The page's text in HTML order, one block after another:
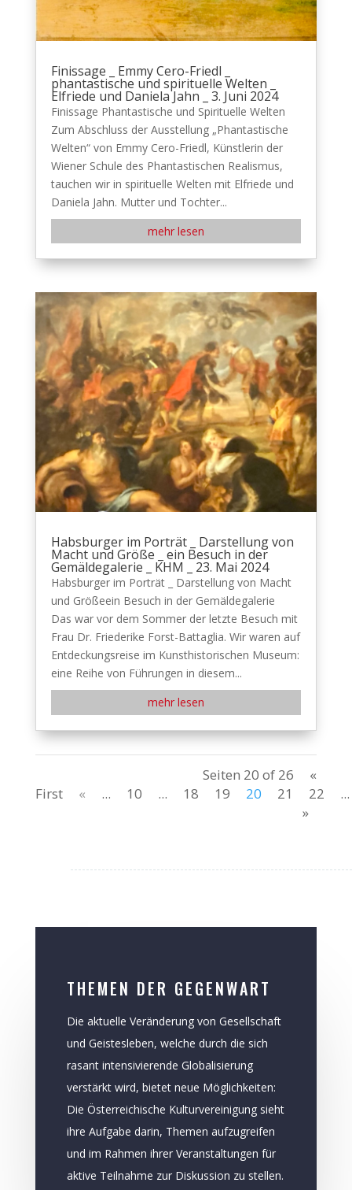
Finissage _ Emmy Cero-Friedl _
phantastische und spirituelle Welten _
Elfriede und Daniela Jahn _ 3. Juni 2024
Finissage Phantastische und Spirituelle Welten
Zum Abschluss der Ausstellung „Phantastische
Welten“ von Emmy Cero-Friedl, Künstlerin der
Wiener Schule des Phantastischen Realismus,
tauchen wir in spirituelle Welten mit Elfriede und
Daniela Jahn. Mutter und Tochter...
mehr lesen
Habsburger im Porträt _ Darstellung von
Macht und Größe _ ein Besuch in der
Gemäldegalerie _ KHM _ 23. Mai 2024
Habsburger im Porträt _ Darstellung von Macht
und Größeein Besuch in der Gemäldegalerie
Das war vor dem Sommer der letzte Besuch mit
Frau Dr. Friederike Forst-Battaglia. Wir waren auf
Entdeckungsreise im Kunsthistorischen Museum:
eine Reihe von Führungen in diesem...
mehr lesen
Seiten 20 of 26
«
First
« ... 10 ... 18 19 20 21 22
...
»
THEMEN DER GEGENWART
Die aktuelle Veränderung von Gesellschaft
und Geistesleben, welche durch die sich
rasant intensivierende Globalisierung
verstärkt wird, bietet neue Möglichkeiten:
Die Österreichische Kulturvereinigung sieht
ihre Aufgabe darin, Themen aufzugreifen
und im Rahmen ihrer Veranstaltungen für
aktive Teilnahme zur Diskussion zu stellen.